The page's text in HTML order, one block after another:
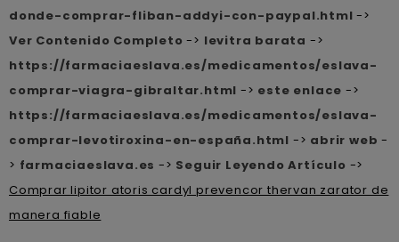
donde-comprar-fliban-addyi-con-paypal.html ->
Ver Contenido Completo -> levitra barata ->
https://farmaciaeslava.es/medicamentos/eslava-
comprar-viagra-gibraltar.html -> este enlace ->
https://farmaciaeslava.es/medicamentos/eslava-
comprar-levotiroxina-en-españa.html -> abrir web -
> farmaciaeslava.es -> Seguir Leyendo Artículo ->
Comprar lipitor atoris cardyl prevencor thervan zarator de
manera fiable